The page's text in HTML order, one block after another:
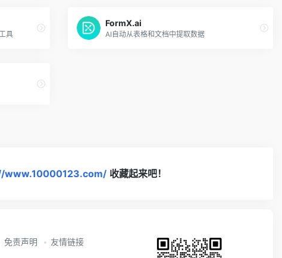
具
FormX.ai
AI自动从表格和文档中提取数据
www.10000123.com/ 收藏起来吧！
免责声明 友情链接